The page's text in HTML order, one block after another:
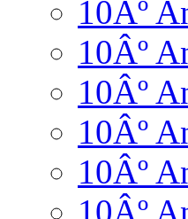
10Âº
10Âº
10Âº
10Âº
10Âº
10Âº